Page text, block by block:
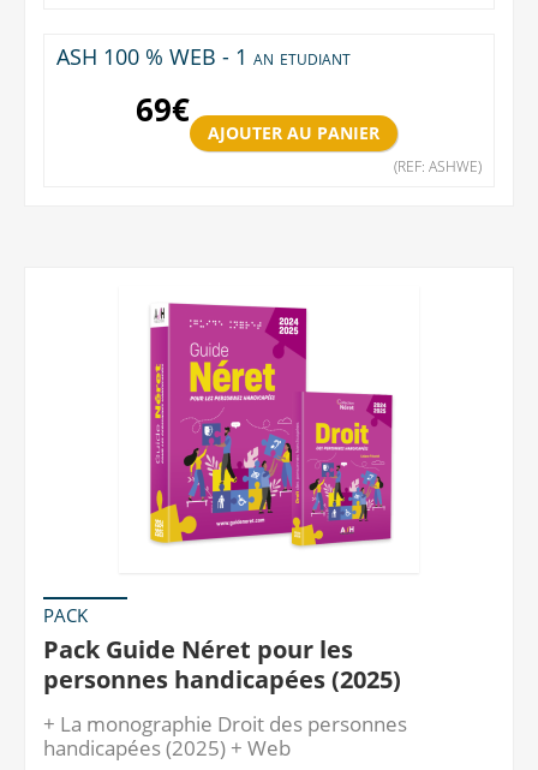
ASH 100 % WEB - 1 an etudiant
69€
(REF: ASHWE)
PACK
Pack Guide Néret pour les
personnes handicapées (2025)
+ La monographie Droit des personnes
handicapées (2025) + Web